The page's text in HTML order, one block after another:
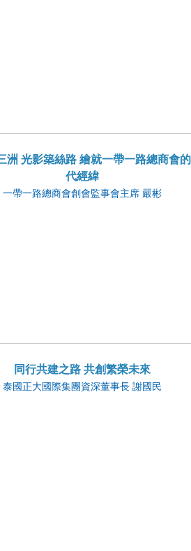
洲 光影築絲路 繪就一帶一路總商會
代經緯
一帶一路總商會創會監事會主席 嚴彬
同行共建之路 共創繁榮未來
泰國正大國際集團資深董事長 謝國民